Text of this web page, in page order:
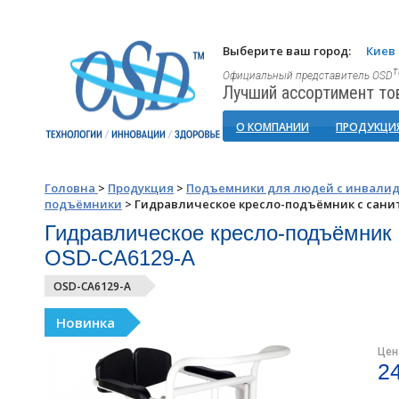
Выберите ваш город: Киев
Официальный представитель OSD
Лучший ассортимент
О КОМПАНИИ
Головна > Продукция > Подъемники для людей с
подъёмники > Гидравлическое кресло-подъёмник с
Гидравлическое кресло-
OSD-CA6129-A
OSD-CA6129-A
Новинка